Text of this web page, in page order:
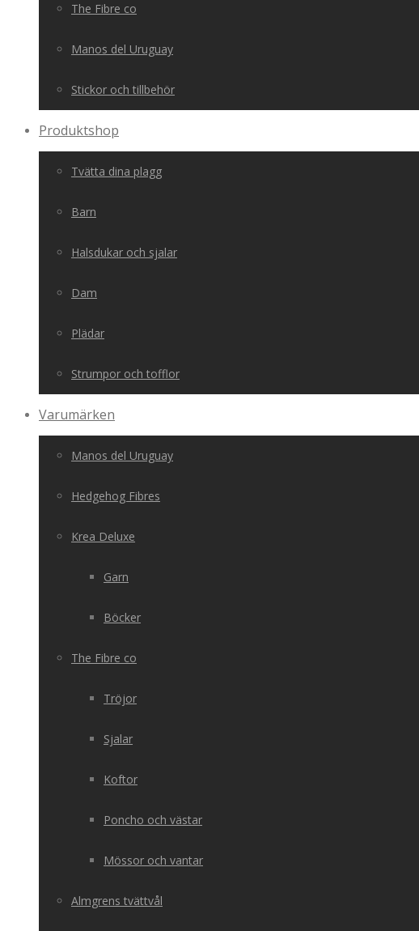
The Fibre co
Manos del Uruguay
Stickor och tillbehör
Produktshop
Tvätta dina plagg
Barn
Halsdukar och sjalar
Dam
Plädar
Strumpor och tofflor
Varumärken
Manos del Uruguay
Hedgehog Fibres
Krea Deluxe
Garn
Böcker
The Fibre co
Tröjor
Sjalar
Koftor
Poncho och västar
Mössor och vantar
Almgrens tvättvål